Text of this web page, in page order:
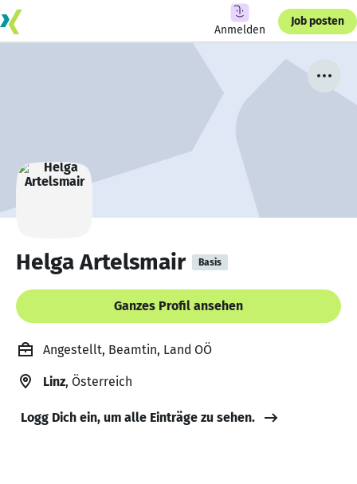
Anmelden
Job posten
Helga Artelsmair Basis
Ganzes Profil ansehen
Angestellt, Beamtin, Land OÖ
Linz, Österreich
Logg Dich ein, um alle Einträge zu sehen.